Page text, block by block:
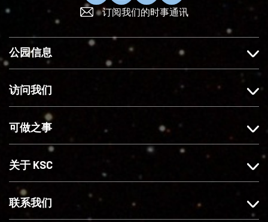
F
c
b
赞
们
I
s
a
上
我
X
关
我
阅
o
T
订阅我们的时事通讯
公园信息
访问我们
可做之事
关于 KSC
联系我们